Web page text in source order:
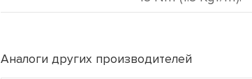
Аналоги других производителей